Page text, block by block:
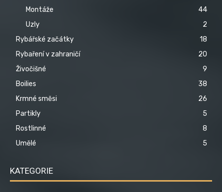
Montáže
44
Uzly
2
Rybářské začátky
18
Rybaření v zahraničí
20
Živočišné
9
Boilies
38
Krmné směsi
26
Partikly
5
Rostlinné
8
Umělé
5
KATEGORIE